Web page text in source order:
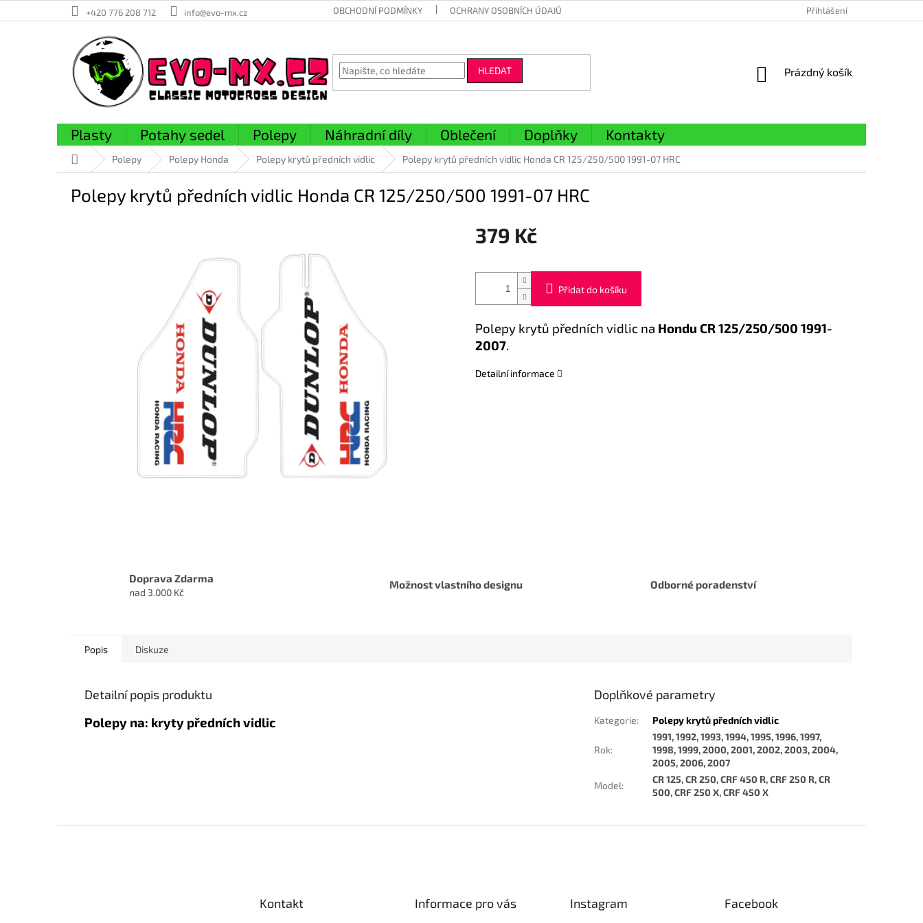
na
+420 776 208 712 info@evo-mx.cz OBCHODNÍ PODMÍNKY OCHRANY OSOBNÍCH ÚDAJŮ Přihlášení
HLEDAT
NÁKUPNÍ
Prázdný košík
Plasty Potahy sedel Polepy Náhradní díly Oblečení Doplňky Kontakty
Domů Polepy Polepy Honda Polepy krytů předních vidlic Polepy krytů předních vidlic Honda CR 125/250/500 1991-07 HRC
Polepy krytů předních vidlic Honda CR 125/250/500 1991-07 HRC
379 Kč
cena:
Přidat do košíku
Polepy krytů předních vidlic na Hondu CR 125/250/500 1991-
2007.
Detailní informace
Doprava Zdarma
nad 3.000 Kč
Možnost vlastního designu Odborné poradenství
Popis Diskuze
Detailní popis produktu
Polepy na: kryty předních vidlic
Doplňkové parametry
Kategorie: Polepy krytů předních vidlic
Rok:
1991, 1992, 1993, 1994, 1995, 1996, 1997,
1998, 1999, 2000, 2001, 2002, 2003, 2004,
2005, 2006, 2007
Model:
CR 125, CR 250, CRF 450 R, CRF 250 R, CR
500, CRF 250 X, CRF 450 X
Kontakt Informace pro vás Instagram Facebook